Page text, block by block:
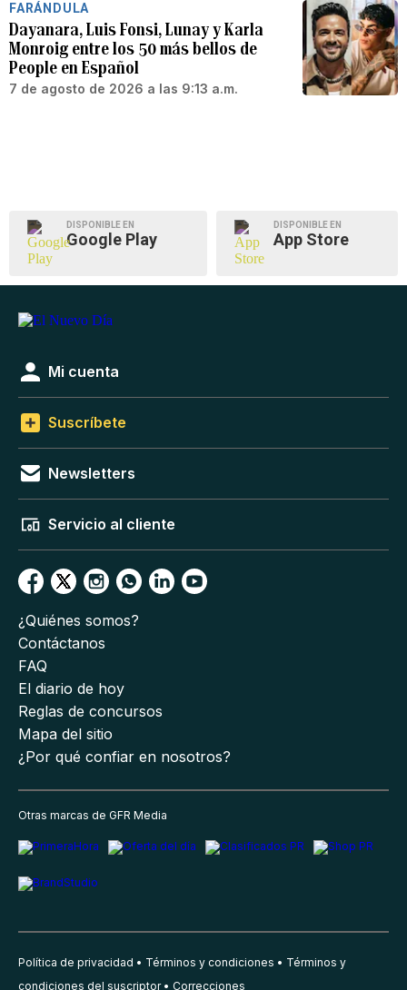
FARÁNDULA
Dayanara, Luis Fonsi, Lunay y Karla
Monroig entre los 50 más bellos de
People en Español
7 de agosto de 2026 a las 9:13 a.m.
DISPONIBLE EN
Google Play
DISPONIBLE EN
App Store
Mi cuenta
Suscríbete
Newsletters
Servicio al cliente
¿Quiénes somos?
Contáctanos
FAQ
El diario de hoy
Reglas de concursos
Mapa del sitio
¿Por qué confiar en nosotros?
Otras marcas de GFR Media
Política de privacidad Términos y condiciones
Términos y
condiciones del suscriptor
Correcciones